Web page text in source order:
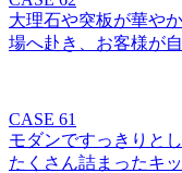
大理石や突板が華や
場へ赴き、お客様が
CASE 61
モダンですっきりと
たくさん詰まったキ